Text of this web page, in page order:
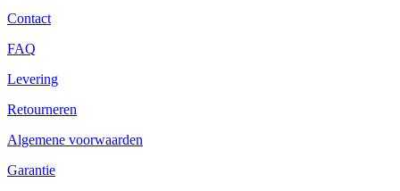
Contact
FAQ
Levering
Retourneren
Algemene voorwaarden
Garantie